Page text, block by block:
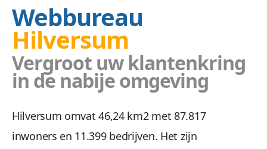
Webbureau
Hilversum
Vergroot uw klantenkring
in de nabije omgeving
Hilversum omvat 46,24 km2 met 87.817
inwoners en 11.399 bedrijven. Het zijn